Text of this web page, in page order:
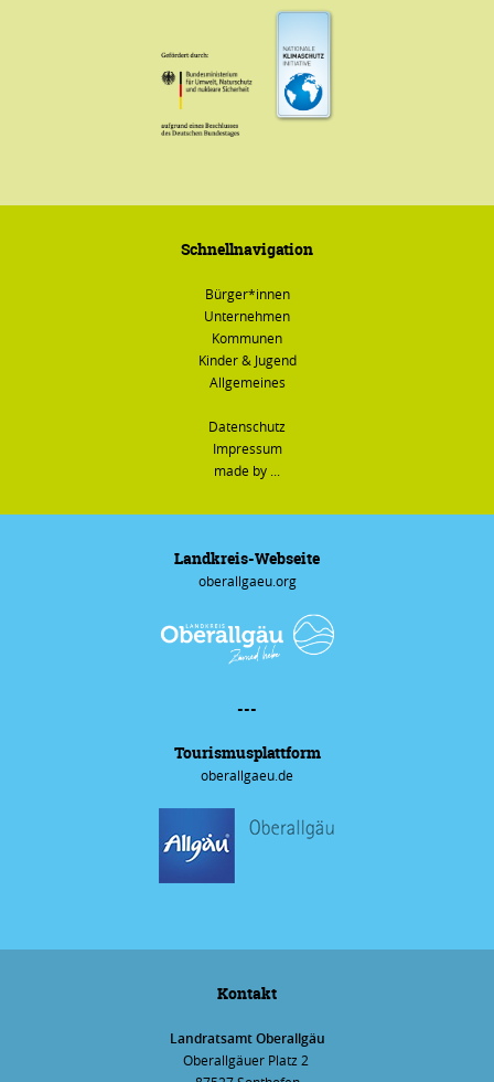
Schnellnavigation
Bürger*innen
Unternehmen
Kommunen
Kinder & Jugend
Allgemeines
Datenschutz
Impressum
made by ...
Landkreis-Webseite
oberallgaeu.org
---
Tourismus­plattform
oberallgaeu.de
Kontakt
Landratsamt Oberallgäu
Oberallgäuer Platz 2